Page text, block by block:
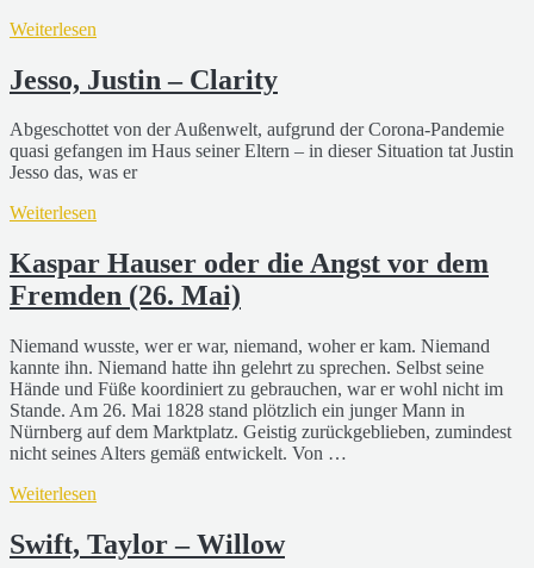
Weiterlesen
Jesso, Justin – Clarity
Abgeschottet von der Außenwelt, aufgrund der Corona-Pandemie
quasi gefangen im Haus seiner Eltern – in dieser Situation tat Justin
Jesso das, was er
Weiterlesen
Kaspar Hauser oder die Angst vor dem
Fremden (26. Mai)
Niemand wusste, wer er war, niemand, woher er kam. Niemand
kannte ihn. Niemand hatte ihn gelehrt zu sprechen. Selbst seine
Hände und Füße koordiniert zu gebrauchen, war er wohl nicht im
Stande. Am 26. Mai 1828 stand plötzlich ein junger Mann in
Nürnberg auf dem Marktplatz. Geistig zurückgeblieben, zumindest
nicht seines Alters gemäß entwickelt. Von …
Weiterlesen
Swift, Taylor – Willow